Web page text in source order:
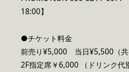
18:00】
●チケット料金
前売り¥5,000 当日¥5,500（共
2F指定席￥6,000 （ドリンク代